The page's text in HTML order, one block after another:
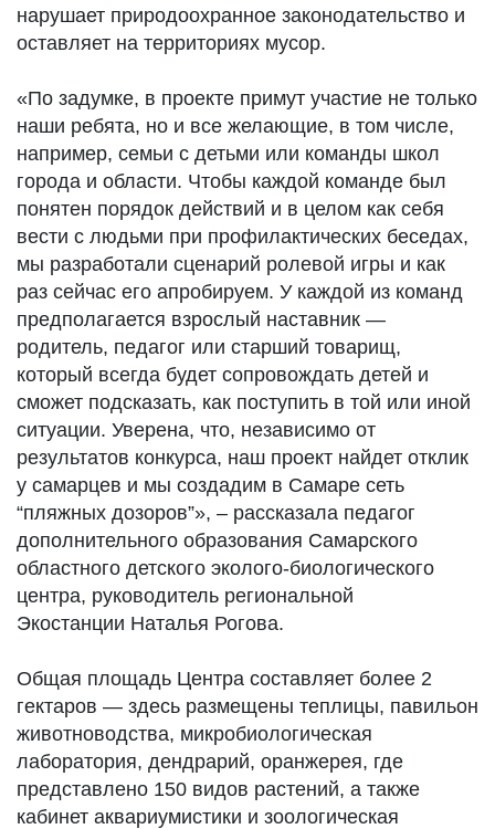
нарушает природоохранное законодательство и
оставляет на территориях мусор.
«По задумке, в проекте примут участие не только
наши ребята, но и все желающие, в том числе,
например, семьи с детьми или команды школ
города и области. Чтобы каждой команде был
понятен порядок действий и в целом как себя
вести с людьми при профилактических беседах,
мы разработали сценарий ролевой игры и как
раз сейчас его апробируем. У каждой из команд
предполагается взрослый наставник —
родитель, педагог или старший товарищ,
который всегда будет сопровождать детей и
сможет подсказать, как поступить в той или иной
ситуации. Уверена, что, независимо от
результатов конкурса, наш проект найдет отклик
у самарцев и мы создадим в Самаре сеть
“пляжных дозоров”», – рассказала педагог
дополнительного образования Самарского
областного детского эколого-биологического
центра, руководитель региональной
Экостанции Наталья Рогова.
Общая площадь Центра составляет более 2
гектаров — здесь размещены теплицы, павильон
животноводства, микробиологическая
лаборатория, дендрарий, оранжерея, где
представлено 150 видов растений, а также
кабинет аквариумистики и зоологическая